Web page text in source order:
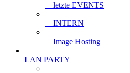
letzte EVENTS
INTERN
Image Hosting
LAN PARTY